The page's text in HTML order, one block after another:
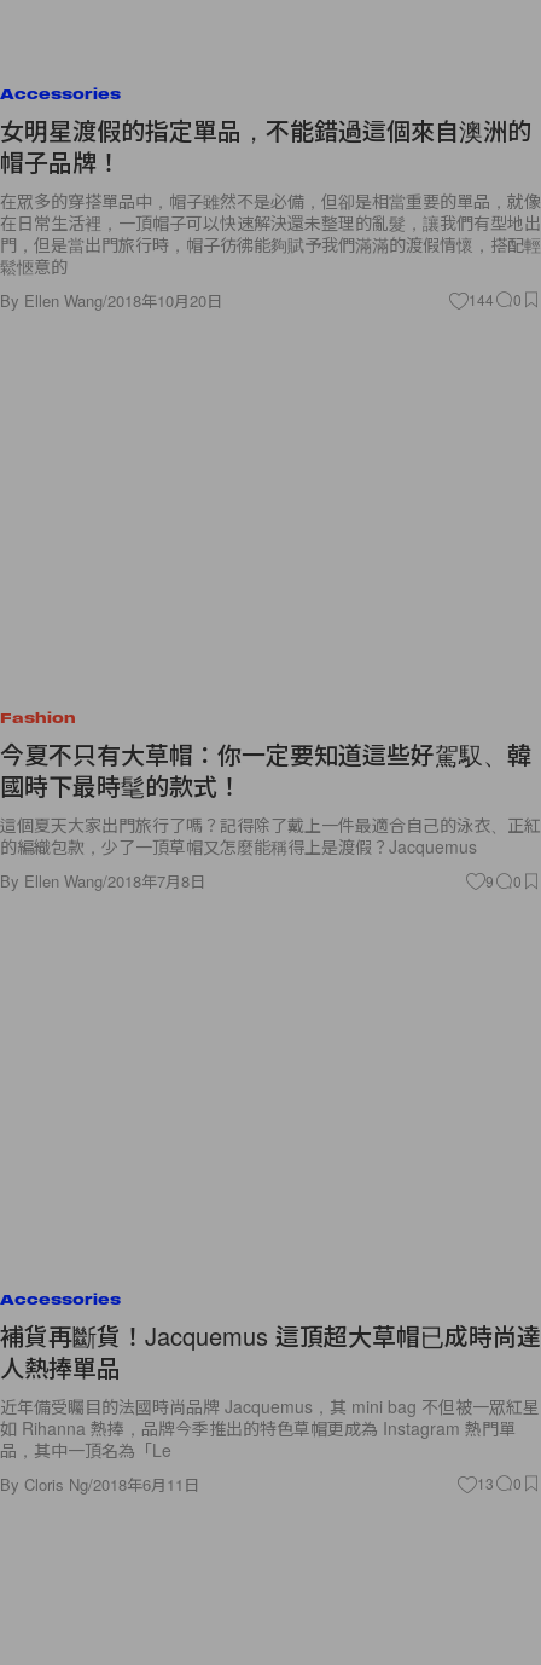
Accessories
女明星渡假的指定單品，不能錯過這個來自澳洲的
帽子品牌！
在眾多的穿搭單品中，帽子雖然不是必備，但卻是相當重要的單品，就像
在日常生活裡，一頂帽子可以快速解決還未整理的亂髮，讓我們有型地出
門，但是當出門旅行時，帽子彷彿能夠賦予我們滿滿的渡假情懷，搭配輕
鬆愜意的
By Ellen Wang/2018年10月20日 144 0
Fashion
今夏不只有大草帽：你一定要知道這些好駕馭、韓
國時下最時髦的款式！
這個夏天大家出門旅行了嗎？記得除了戴上一件最適合自己的泳衣、正紅
的編織包款，少了一頂草帽又怎麼能稱得上是渡假？Jacquemus
By Ellen Wang/2018年7月8日 9 0
Accessories
補貨再斷貨！Jacquemus 這頂超大草帽已成時尚達
人熱捧單品
近年備受矚目的法國時尚品牌 Jacquemus，其 mini bag 不但被一眾紅星
如 Rihanna 熱捧，品牌今季推出的特色草帽更成為 Instagram 熱門單
品，其中一頂名為「Le
By Cloris Ng/2018年6月11日 13 0